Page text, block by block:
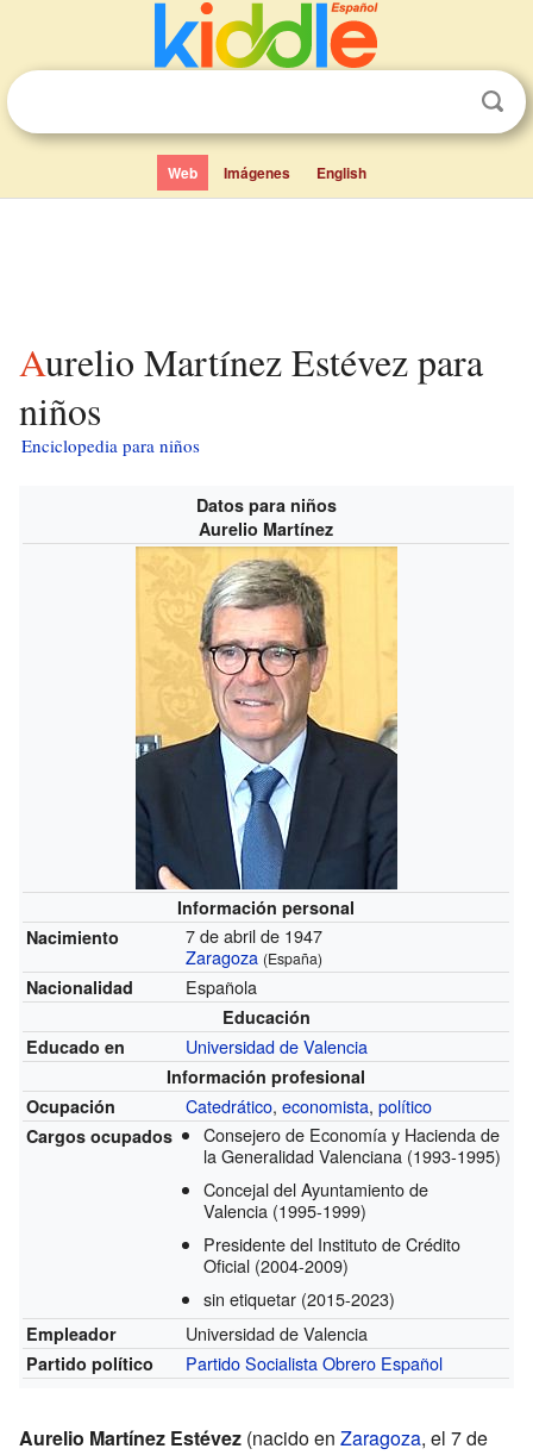
Web Imágenes English
Aurelio Martínez Estévez para
niños
Enciclopedia para niños
Datos para niños
Aurelio Martínez
Información personal
Nacimiento
7 de abril de 1947
Zaragoza (España)
Nacionalidad Española
Educación
Educado en
Universidad de Valencia
Información profesional
Ocupación
Catedrático,economista,político
Cargos ocupados
Consejero de Economía y Hacienda de
la Generalidad Valenciana (1993-1995)
Concejal del Ayuntamiento de
Valencia (1995-1999)
Presidente del Instituto de Crédito
Oficial (2004-2009)
sin etiquetar (2015-2023)
Empleador Universidad de Valencia
Partido político Partido Socialista Obrero Español
Aurelio Martínez Estévez (nacido en Zaragoza, el 7 de